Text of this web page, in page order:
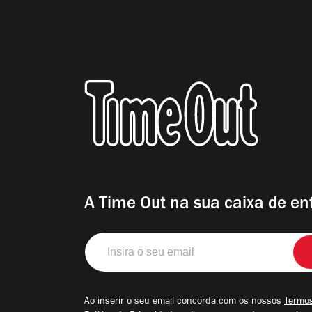
A Time Out na sua caixa de
Insira
o
seu
Ao inserir o seu email concorda com os nossos